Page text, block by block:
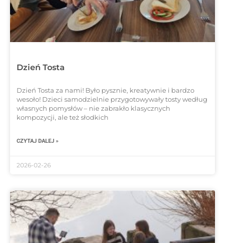
Dzień Tosta
Dzień Tosta za nami! Było pysznie, kreatywnie i bardzo
wesoło! Dzieci samodzielnie przygotowywały tosty według
własnych pomysłów – nie zabrakło klasycznych
kompozycji, ale też słodkich
CZYTAJ DALEJ »
2026-02-26